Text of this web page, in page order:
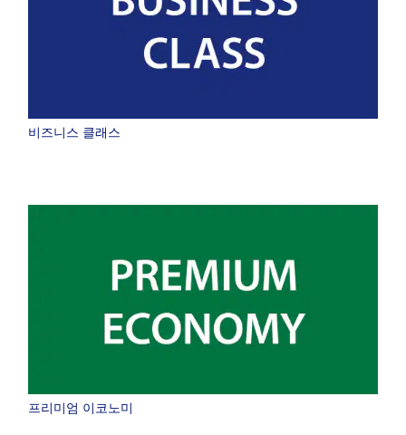
・표시 금액은 선택하신 조건에서 가장 저렴한 운임입니다.
결과 화면에서 최신 정보를 확인해 주십시오.
・표시된 운임에는 운임, 유류 할증료, 항공 보험 특별 요금, 기타 각종 세
능성이 있습니다.
・여러 개의 공항이 있는 도시에서는 해당 공항 중에서 가장 저렴한 운임
이 표시되는 경우가 있습니다.
비즈니스 클래스
프리미엄 이코노미